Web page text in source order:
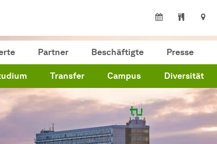
Partner Beschäftigte Presse
Transfer Campus Diversität